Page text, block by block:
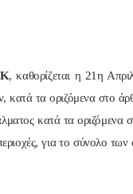
, καθορίζεται η 21η
κατά τα οριζόμενα στο
κατά τα
για το σύνολο